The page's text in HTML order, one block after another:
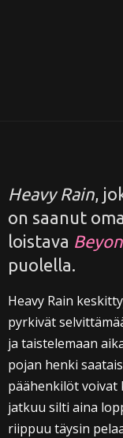
Heavy Rain,
on saanut
loistava
puolella.
Heavy Rain
pyrkivät
ja taistelemaan
pojan henki
päähenkilöt voivat
jatkuu silti aina
riippuu täysin